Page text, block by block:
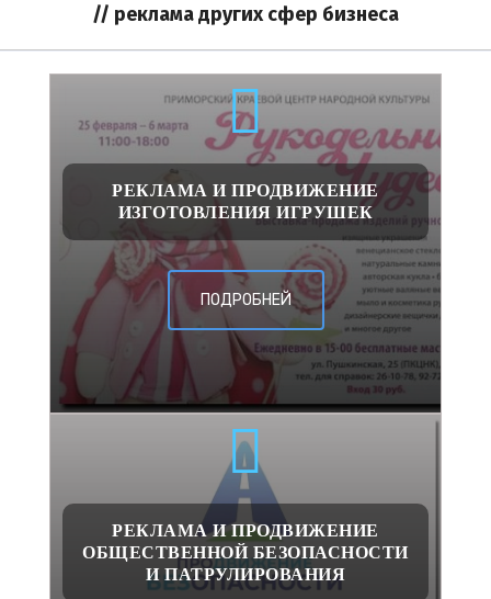
// реклама других сфер бизнеса
РЕКЛАМА И ПРОДВИЖЕНИЕ
ИЗГОТОВЛЕНИЯ ИГРУШЕК
ПОДРОБНЕЙ
РЕКЛАМА И ПРОДВИЖЕНИЕ
ОБЩЕСТВЕННОЙ БЕЗОПАСНОСТИ
И ПАТРУЛИРОВАНИЯ